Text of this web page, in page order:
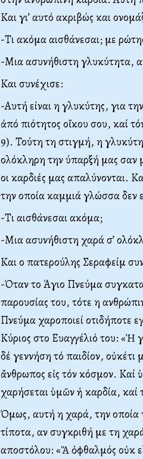
Και γι’ αυτό ακριβώς και
-Τι ακόμα αισθάνεσαι; με
-Μια ασυνήθιστη γλυκύτητα,
Και συνέχισε:
-Αυτή είναι η γλυκύτης, για
ἀπό πιότητος οἴκου σου, καί
9). Τούτη τη στιγμή, η
ολόκληρη την ύπαρξή μας σαν
οι καρδιές μας απαλύνονται.
την οποία καμμιά γλώσσα δεν
-Τι αισθάνεσαι ακόμα;
-Μια ασυνήθιστη χαρά σ’
Και ο πατερούλης Σεραφείμ
-Όταν το Άγιο Πνεύμα
παρουσίας του, τότε η
Πνεύμα χαροποιεί οτιδήποτε
Κύριος στο Ευαγγέλιό του: «Ἡ
δέ γεννήση τό παιδίον, οὐκέτι
ἄνθρωπος εἰς τόν κόσμον. Καί
χαρήσεται ὑμῶν ἡ καρδία, καί
Όμως, αυτή η χαρά, την οποία
τίποτα, αν συγκριθή με τη
αποστόλου: «Ἅ ὀφθαλμός οὐκ